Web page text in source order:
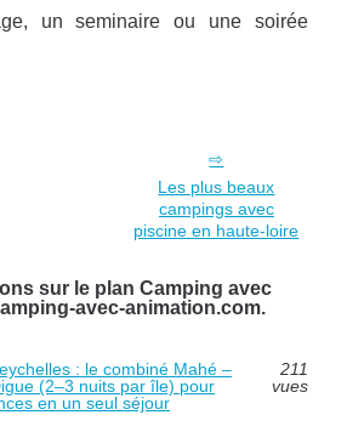
un seminaire ou une soirée
Les plus beaux
campings avec
piscine en haute-loire
sur le plan Camping avec
avec-animation.com.
: le combiné Mahé –
(2–3 nuits par île) pour
en un seul séjour
211
vues